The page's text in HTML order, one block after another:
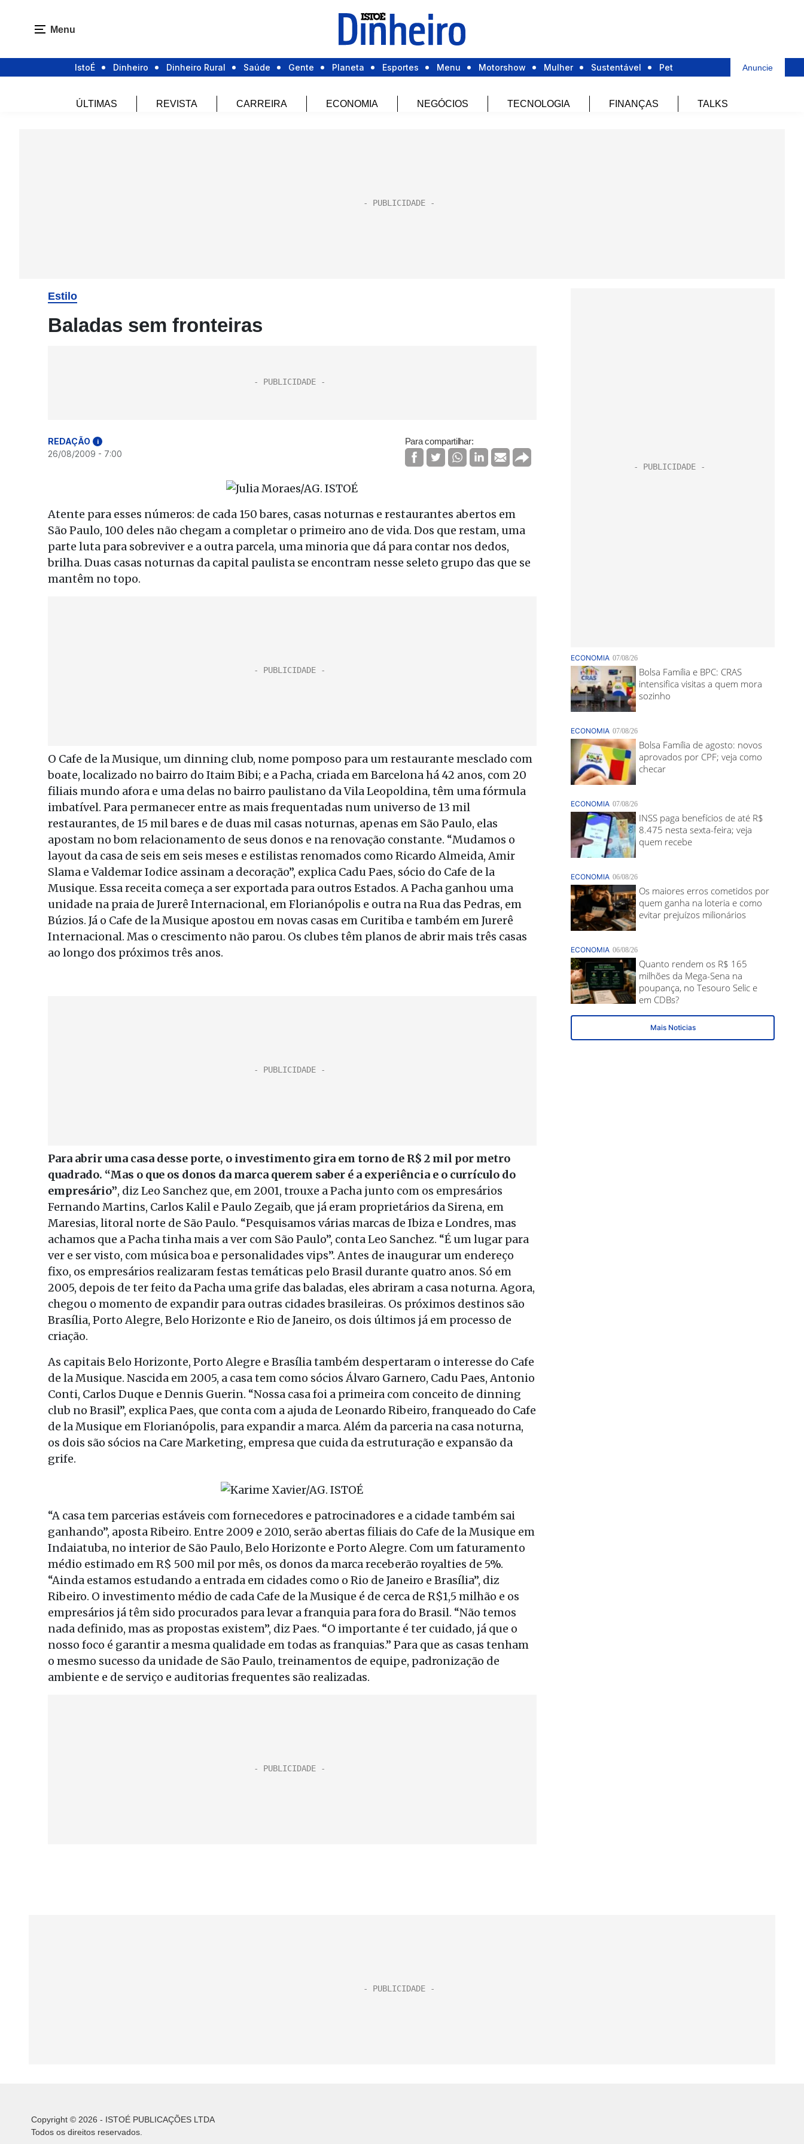
Menu
IstoÉ Dinheiro Dinheiro Rural Saúde Gente Planeta Esportes Menu Motorshow Mulher Sustentável Pet Anuncie
ÚLTIMAS REVISTA CARREIRA ECONOMIA NEGÓCIOS TECNOLOGIA FINANÇAS TALKS
Estilo
Baladas sem fronteiras
REDAÇÃO i
26/08/2009 - 7:00
Para compartilhar:
Atente para esses números: de cada 150 bares, casas noturnas e restaurantes abertos em
São Paulo, 100 deles não chegam a completar o primeiro ano de vida. Dos que restam, uma
parte luta para sobreviver e a outra parcela, uma minoria que dá para contar nos dedos,
brilha. Duas casas noturnas da capital paulista se encontram nesse seleto grupo das que se
mantêm no topo.
O Cafe de la Musique, um dinning club, nome pomposo para um restaurante mesclado com
boate, localizado no bairro do Itaim Bibi; e a Pacha, criada em Barcelona há 42 anos, com 20
filiais mundo afora e uma delas no bairro paulistano da Vila Leopoldina, têm uma fórmula
imbatível. Para permanecer entre as mais frequentadas num universo de 13 mil
restaurantes, de 15 mil bares e de duas mil casas noturnas, apenas em São Paulo, elas
apostam no bom relacionamento de seus donos e na renovação constante. “Mudamos o
layout da casa de seis em seis meses e estilistas renomados como Ricardo Almeida, Amir
Slama e Valdemar Iodice assinam a decoração”, explica Cadu Paes, sócio do Cafe de la
Musique. Essa receita começa a ser exportada para outros Estados. A Pacha ganhou uma
unidade na praia de Jurerê Internacional, em Florianópolis e outra na Rua das Pedras, em
Búzios. Já o Cafe de la Musique apostou em novas casas em Curitiba e também em Jurerê
Internacional. Mas o crescimento não parou. Os clubes têm planos de abrir mais três casas
ao longo dos próximos três anos.
Para abrir uma casa desse porte, o investimento gira em torno de R$ 2 mil por metro
quadrado. “Mas o que os donos da marca querem saber é a experiência e o currículo do
empresário”, diz Leo Sanchez que, em 2001, trouxe a Pacha junto com os empresários
Fernando Martins, Carlos Kalil e Paulo Zegaib, que já eram proprietários da Sirena, em
Maresias, litoral norte de São Paulo. “Pesquisamos várias marcas de Ibiza e Londres, mas
achamos que a Pacha tinha mais a ver com São Paulo”, conta Leo Sanchez. “É um lugar para
ver e ser visto, com música boa e personalidades vips”. Antes de inaugurar um endereço
fixo, os empresários realizaram festas temáticas pelo Brasil durante quatro anos. Só em
2005, depois de ter feito da Pacha uma grife das baladas, eles abriram a casa noturna. Agora,
chegou o momento de expandir para outras cidades brasileiras. Os próximos destinos são
Brasília, Porto Alegre, Belo Horizonte e Rio de Janeiro, os dois últimos já em processo de
criação.
As capitais Belo Horizonte, Porto Alegre e Brasília também despertaram o interesse do Cafe
de la Musique. Nascida em 2005, a casa tem como sócios Álvaro Garnero, Cadu Paes, Antonio
Conti, Carlos Duque e Dennis Guerin. “Nossa casa foi a primeira com conceito de dinning
club no Brasil”, explica Paes, que conta com a ajuda de Leonardo Ribeiro, franqueado do Cafe
de la Musique em Florianópolis, para expandir a marca. Além da parceria na casa noturna,
os dois são sócios na Care Marketing, empresa que cuida da estruturação e expansão da
grife.
“A casa tem parcerias estáveis com fornecedores e patrocinadores e a cidade também sai
ganhando”, aposta Ribeiro. Entre 2009 e 2010, serão abertas filiais do Cafe de la Musique em
Indaiatuba, no interior de São Paulo, Belo Horizonte e Porto Alegre. Com um faturamento
médio estimado em R$ 500 mil por mês, os donos da marca receberão royalties de 5%.
“Ainda estamos estudando a entrada em cidades como o Rio de Janeiro e Brasília”, diz
Ribeiro. O investimento médio de cada Cafe de la Musique é de cerca de R$1,5 milhão e os
empresários já têm sido procurados para levar a franquia para fora do Brasil. “Não temos
nada definido, mas as propostas existem”, diz Paes. “O importante é ter cuidado, já que o
nosso foco é garantir a mesma qualidade em todas as franquias.” Para que as casas tenham
o mesmo sucesso da unidade de São Paulo, treinamentos de equipe, padronização de
ambiente e de serviço e auditorias frequentes são realizadas.
Copyright © 2026 - ISTOÉ PUBLICAÇÕES LTDA
Todos os direitos reservados.